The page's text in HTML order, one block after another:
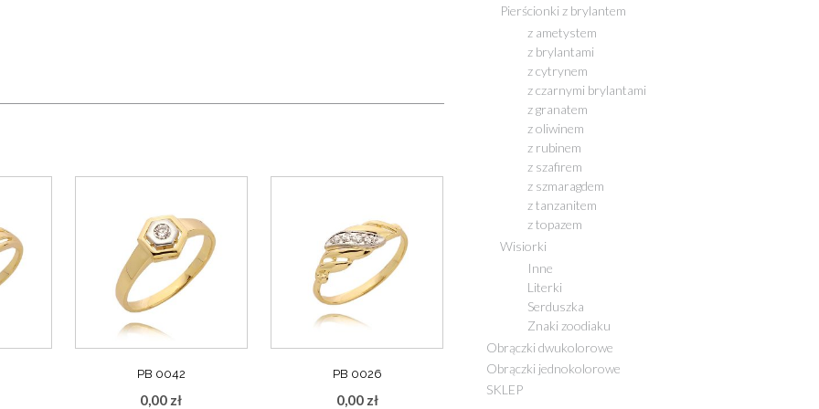
PB 0042
0,00 zł
PB 0026
0,00 zł
Pierścionki z brylantem
z ametystem
z brylantami
z cytrynem
z czarnymi brylantami
z granatem
z oliwinem
z rubinem
z szafirem
z szmaragdem
z tanzanitem
z topazem
Wisiorki
Inne
Literki
Serduszka
Znaki zoodiaku
Obrączki dwukolorowe
Obrączki jednokolorowe
SKLEP